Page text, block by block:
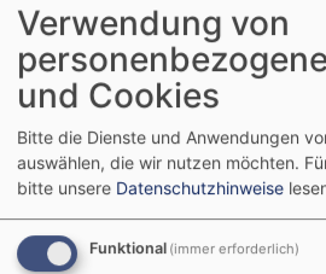
Startseite Interaktive Ausstellung
Interaktive
Ausstellung
Verwendung von
und Cookies
Bitte die Dienste und Anwendungen
auswählen, die wir nutzen möchten.
bitte unsere Datenschutzhinweise
Funktional (immer erforderlich)